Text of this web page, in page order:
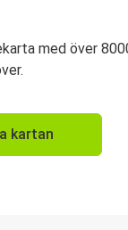
med över
kartan